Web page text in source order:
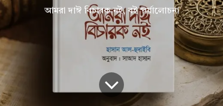
আমরা দাঈ বিচারক নই, বই পর্যালোচনা